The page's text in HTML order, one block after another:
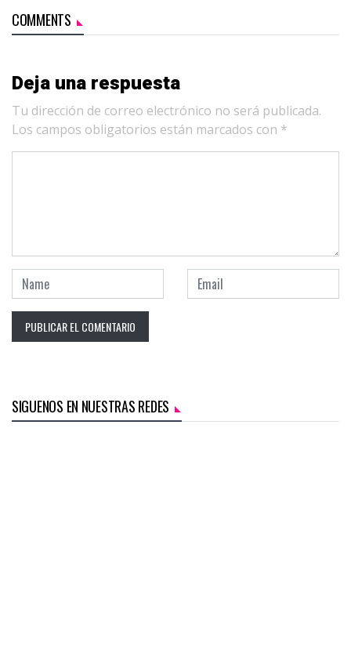
COMMENTS
Deja una respuesta
Tu dirección de correo electrónico no será publicada.
Los campos obligatorios están marcados con *
SIGUENOS EN NUESTRAS REDES